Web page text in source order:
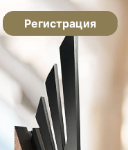
Регистрация